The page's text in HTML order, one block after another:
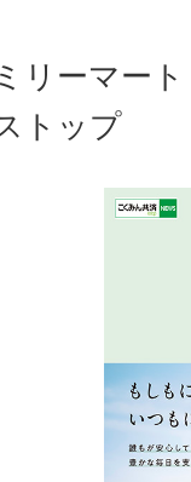
リーマート
トップ